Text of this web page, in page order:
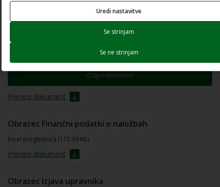
Obrazec De minimis
Odpri dokument
Prenesi dokument
Obrazec Finančni podatki o naložbah
Excel preglednica (115.39 Kb)
Prenesi dokument
Obrazec Izjava upravnika
Uredi nastavitve
Se strinjam
Se ne strinjam